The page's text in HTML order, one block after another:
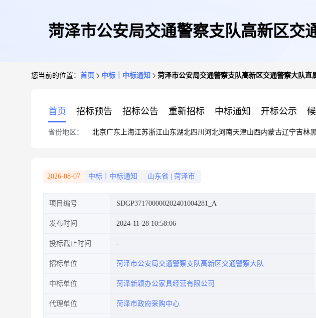
菏泽市公安局交通警察支队高新区交
您当前的位置： 首页 中标｜中标通知 菏泽市公安局交通警察支队高新区交通警察大队直
首页 招标预告 招标公告 重新招标 中标通知 开标公示
省份地区： 北京广东 上海江苏浙江山东湖北四川 河北河南天津山西内蒙古辽宁吉林
2026-08-07 中标｜中标通知 山东省 菏泽市
项目编号 SDGP371700000202401004281_A
发布时间 2024-11-28 10:58:06
投标截止时间
招标单位 菏泽市公安局交通警察支队高新区交通警察大队
中标单位 菏泽新颖办公家具经营有限公司
代理单位 菏泽市政府采购中心